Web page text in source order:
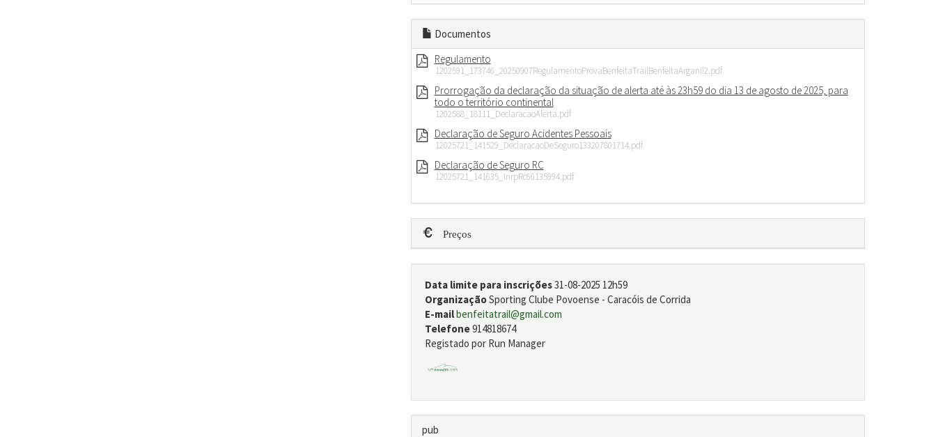
Documentos
Regulamento
1202591_173746_20250907RegulamentoProvaBenfeitaTrailBenfeitaArganil2.pdf
Prorrogação da declaração da situação de alerta até às 23h59 do dia 13 de agosto de 2025, para
todo o território continental
1202588_18111_DeclaracaoAlerta.pdf
Declaração de Seguro Acidentes Pessoais
12025721_141529_DeclaracaoDeSeguro133207801714.pdf
Declaração de Seguro RC
12025721_141635_InrpRc66135994.pdf
Preços
Data limite para inscrições31-08-2025 12h59
OrganizaçãoSporting Clube Povoense - Caracóis de Corrida
E-mailbenfeitatrail@gmail.com
Telefone914818674
Registado por Run Manager
pub